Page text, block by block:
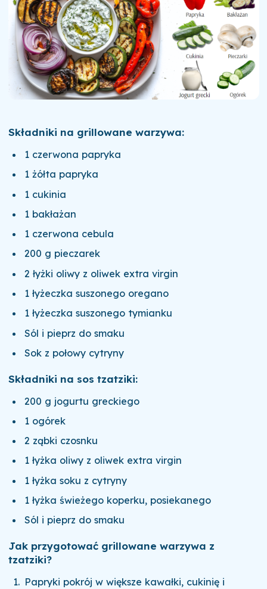
Składniki na grillowane warzywa:
1 czerwona papryka
1 żółta papryka
1 cukinia
1 bakłażan
1 czerwona cebula
200 g pieczarek
2 łyżki oliwy z oliwek extra virgin
1 łyżeczka suszonego oregano
1 łyżeczka suszonego tymianku
Sól i pieprz do smaku
Sok z połowy cytryny
Składniki na sos tzatziki:
200 g jogurtu greckiego
1 ogórek
2 ząbki czosnku
1 łyżka oliwy z oliwek extra virgin
1 łyżka soku z cytryny
1 łyżka świeżego koperku, posiekanego
Sól i pieprz do smaku
Jak przygotować grillowane warzywa z
tzatziki?
Papryki pokrój w większe kawałki, cukinię i